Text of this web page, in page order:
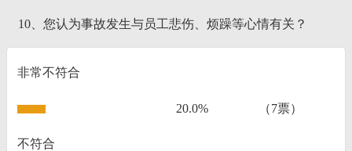
10、您认为事故发生与员工悲伤、烦躁等心情有关？
非常不符合
20.0% （7票）
不符合